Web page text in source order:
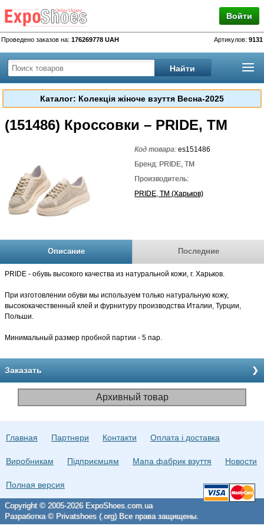
Войти
Проведено заказов на: 176269778 UAH Артикулов: 9131
Каталог: Колекція жіноче взуття Весна-2025
(151486) Кроссовки – PRIDE, TM
Код товара:es151486
Бренд: PRIDE, TM
Производитель:
PRIDE, TM (Харьков)
Описание Последние
PRIDE - обувь высокого качества из натуральной кожи, г. Харьков.
При изготовлении обуви мы используем только натуральную кожу,
высококачественный клей и фурнитуру производства Италии, Турции,
Польши.
Минимальный размер пробной партии - 5 пар.
Заказать
Архивный товар
Главная Партнери Контакти Оплата і доставка
Виробникам Підприємцям Мапа фабрик взуття Новости
Полная версия
Copyright © 2005-2026 ExpoShoes.com.ua
Разработка © Privatshoes (.org) Все права защищены.